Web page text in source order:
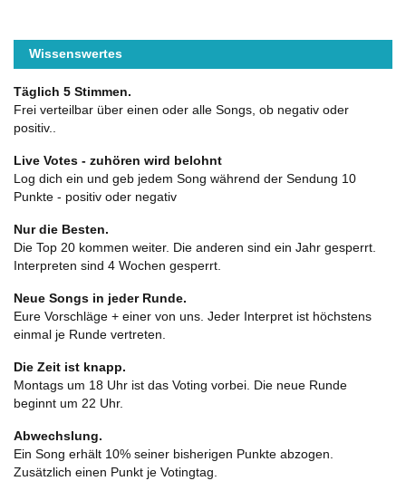
Wissenswertes
Täglich 5 Stimmen.
Frei verteilbar über einen oder alle Songs, ob negativ oder
positiv..
Live Votes - zuhören wird belohnt
Log dich ein und geb jedem Song während der Sendung 10
Punkte - positiv oder negativ
Nur die Besten.
Die Top 20 kommen weiter. Die anderen sind ein Jahr gesperrt.
Interpreten sind 4 Wochen gesperrt.
Neue Songs in jeder Runde.
Eure Vorschläge + einer von uns. Jeder Interpret ist höchstens
einmal je Runde vertreten.
Die Zeit ist knapp.
Montags um 18 Uhr ist das Voting vorbei. Die neue Runde
beginnt um 22 Uhr.
Abwechslung.
Ein Song erhält 10% seiner bisherigen Punkte abzogen.
Zusätzlich einen Punkt je Votingtag.